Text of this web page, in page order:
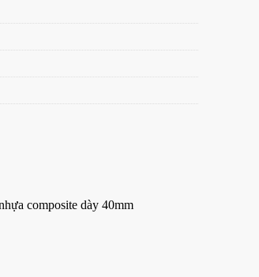
composite dày 40mm